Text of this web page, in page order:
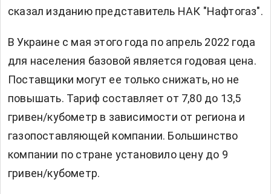
сказал изданию представитель НАК "Нафтогаз".
В Украине с мая этого года по апрель 2022 года
для населения базовой является годовая цена.
Поставщики могут ее только снижать, но не
повышать. Тариф составляет от 7,80 до 13,5
гривен/кубометр в зависимости от региона и
газопоставляющей компании. Большинство
компании по стране установило цену до 9
гривен/кубометр.